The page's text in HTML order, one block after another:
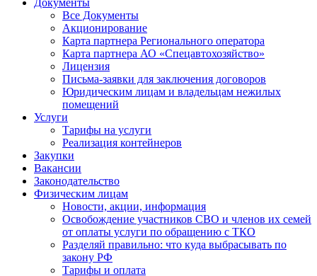
Все Документы
Акционирование
Карта партнера Регионального оператора
Карта партнера АО «Спецавтохозяйство»
Лицензия
Письма-заявки для заключения договоров
Юридическим лицам и владельцам нежилых
помещений
Услуги
Тарифы на услуги
Реализация контейнеров
Закупки
Вакансии
Законодательство
Физическим лицам
Новости, акции, информация
Освобождение участников СВО и членов их семей
от оплаты услуги по обращению с ТКО
Разделяй правильно: что куда выбрасывать по
закону РФ
Тарифы и оплата